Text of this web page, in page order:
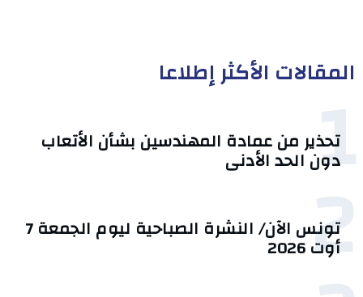
المقالات الأكثر إطلاعا
1
تحذير من عمادة المهندسين بشأن الأتعاب
دون الحد الأدنى
2 تونس الآن/ النشرة الصباحية ليوم الجمعة 7
أوت 2026